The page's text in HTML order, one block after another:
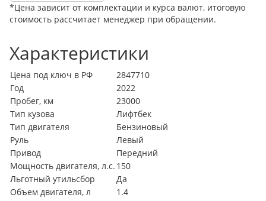
*Цена зависит от комплектации и курса валют, итоговую
стоимость рассчитает менеджер при обращении.
Характеристики
Цена под ключ в РФ
2847710
Год
2022
Пробег, км
23000
Тип кузова
Лифтбек
Тип двигателя
Бензиновый
Руль
Левый
Привод
Передний
Мощность двигателя, л.с. 150
Льготный утильсбор
Да
Объем двигателя, л
1.4